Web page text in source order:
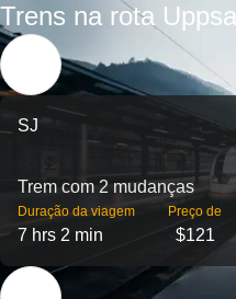
Trens na rota
SJ
Trem com 2 mudanças
Duração da viagem
7 hrs 2 min
Preço de
$121